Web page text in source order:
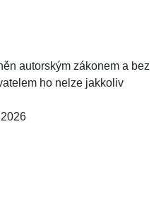
autorským zákonem a bez
ho nelze jakkoliv